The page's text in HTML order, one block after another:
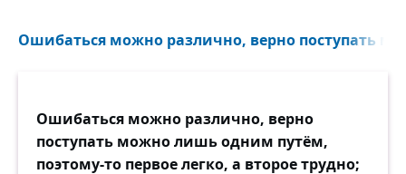
Ошибаться можно различно, верно поступать
Ошибаться можно различно, верно
поступать можно лишь одним путём,
поэтому-то первое легко, а второе трудно;